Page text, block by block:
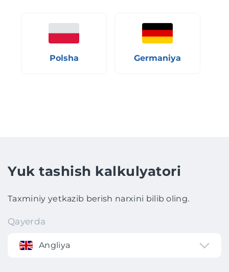
Polsha Germaniya
Yuk tashish kalkulyatori
Taxminiy yetkazib berish narxini bilib oling.
Qayerda
Angliya